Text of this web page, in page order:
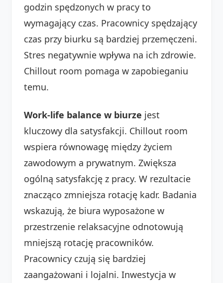
godzin spędzonych w pracy to
wymagający czas. Pracownicy spędzający
czas przy biurku są bardziej przemęczeni.
Stres negatywnie wpływa na ich zdrowie.
Chillout room pomaga w zapobieganiu
temu.
Work-life balance w biurze jest
kluczowy dla satysfakcji. Chillout room
wspiera równowagę między życiem
zawodowym a prywatnym. Zwiększa
ogólną satysfakcję z pracy. W rezultacie
znacząco zmniejsza rotację kadr. Badania
wskazują, że biura wyposażone w
przestrzenie relaksacyjne odnotowują
mniejszą rotację pracowników.
Pracownicy czują się bardziej
zaangażowani i lojalni. Inwestycja w